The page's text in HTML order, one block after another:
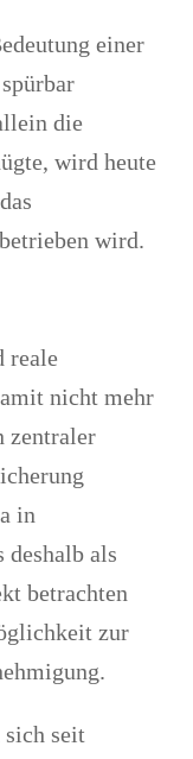
einer
die
wird heute
wird.
reale
nicht mehr
zentraler
in
als
betrachten
zur
seit